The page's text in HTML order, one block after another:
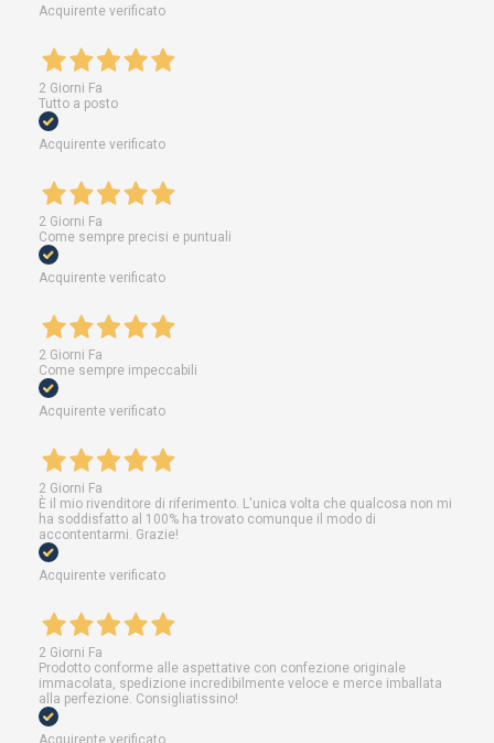
Acquirente verificato
2 Giorni Fa
Tutto a posto
Acquirente verificato
2 Giorni Fa
Come sempre precisi e puntuali
Acquirente verificato
2 Giorni Fa
Come sempre impeccabili
Acquirente verificato
2 Giorni Fa
È il mio rivenditore di riferimento. L'unica volta che qualcosa non mi
ha soddisfatto al 100% ha trovato comunque il modo di
accontentarmi. Grazie!
Acquirente verificato
2 Giorni Fa
Prodotto conforme alle aspettative con confezione originale
immacolata, spedizione incredibilmente veloce e merce imballata
alla perfezione. Consigliatissino!